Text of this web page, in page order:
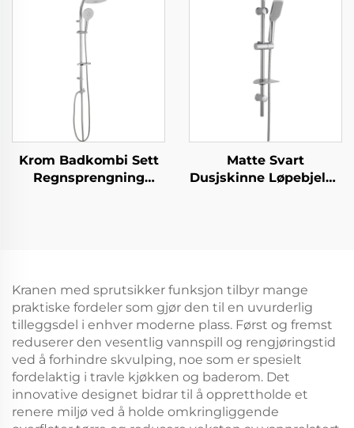
Limhoder og
Dusjslang
Limhoder og
Dusjslang
Krom Badkombi Sett
Regnsprengning
Matte Svart
Dusjskinne Løpebjelke
Kranen med sprutsikker funksjon tilbyr mange
praktiske fordeler som gjør den til en uvurderlig
tilleggsdel i enhver moderne plass. Først og fremst
reduserer den vesentlig vannspill og rengjøringstid
ved å forhindre skvulping, noe som er spesielt
fordelaktig i travle kjøkken og baderom. Det
innovative designet bidrar til å opprettholde et
renere miljø ved å holde omkringliggende